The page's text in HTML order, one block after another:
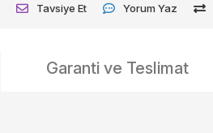
Tavsiye Et Yorum Yaz
Garanti ve Teslimat